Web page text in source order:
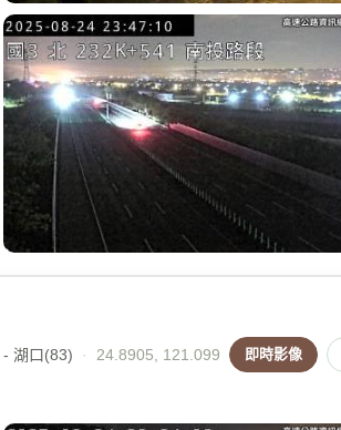
湖口(83) · 24.8905, 121.099 即時影像